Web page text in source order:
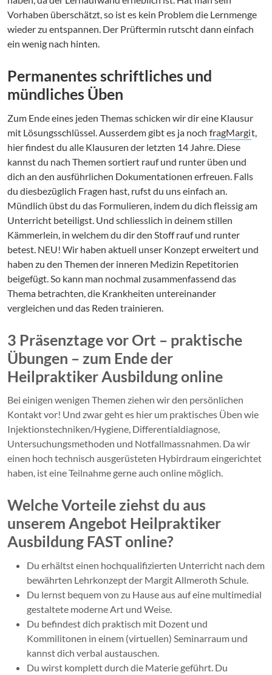
Vorhaben überschätzt, so ist es kein Problem die Lernmenge
wieder zu entspannen. Der Prüftermin rutscht dann einfach
ein wenig nach hinten.
Permanentes schriftliches und
mündliches Üben
Zum Ende eines jeden Themas schicken wir dir eine Klausur
mit Lösungsschlüssel. Ausserdem gibt es ja noch fragMargit,
hier findest du alle Klausuren der letzten 14 Jahre. Diese
kannst du nach Themen sortiert rauf und runter üben und
dich an den ausführlichen Dokumentationen erfreuen. Falls
du diesbezüglich Fragen hast, rufst du uns einfach an.
Mündlich übst du das Formulieren, indem du dich fleissig am
Unterricht beteiligst. Und schliesslich in deinem stillen
Kämmerlein, in welchem du dir den Stoff rauf und runter
betest. NEU! Wir haben aktuell unser Konzept erweitert und
haben zu den Themen der inneren Medizin Repetitorien
beigefügt. So kann man nochmal zusammenfassend das
Thema betrachten, die Krankheiten untereinander
vergleichen und das Reden trainieren.
3 Präsenztage vor Ort – praktische
Übungen – zum Ende der
Heilpraktiker Ausbildung online
Bei einigen wenigen Themen ziehen wir den persönlichen
Kontakt vor! Und zwar geht es hier um praktisches Üben wie
Injektionstechniken/Hygiene, Differentialdiagnose,
Untersuchungsmethoden und Notfallmassnahmen. Da wir
einen hoch technisch ausgerüsteten Hybirdraum eingerichtet
haben, ist eine Teilnahme gerne auch online möglich.
Welche Vorteile ziehst du aus
unserem Angebot Heilpraktiker
Ausbildung FAST online?
Du erhältst einen hochqualifizierten Unterricht nach dem
bewährten Lehrkonzept der Margit Allmeroth Schule.
Du lernst bequem von zu Hause aus auf eine multimedial
gestaltete moderne Art und Weise.
Du befindest dich praktisch mit Dozent und
Kommilitonen in einem (virtuellen) Seminarraum und
kannst dich verbal austauschen.
Du wirst komplett durch die Materie geführt. Du